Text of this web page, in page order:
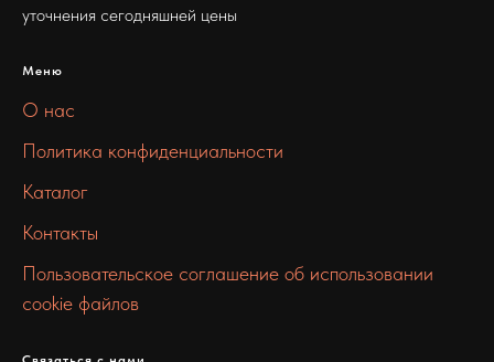
уточнения сегодняшней цены
Меню
О нас
Политика конфиденциальности
Каталог
Контакты
Пользовательское соглашение об использовании
cookie файлов